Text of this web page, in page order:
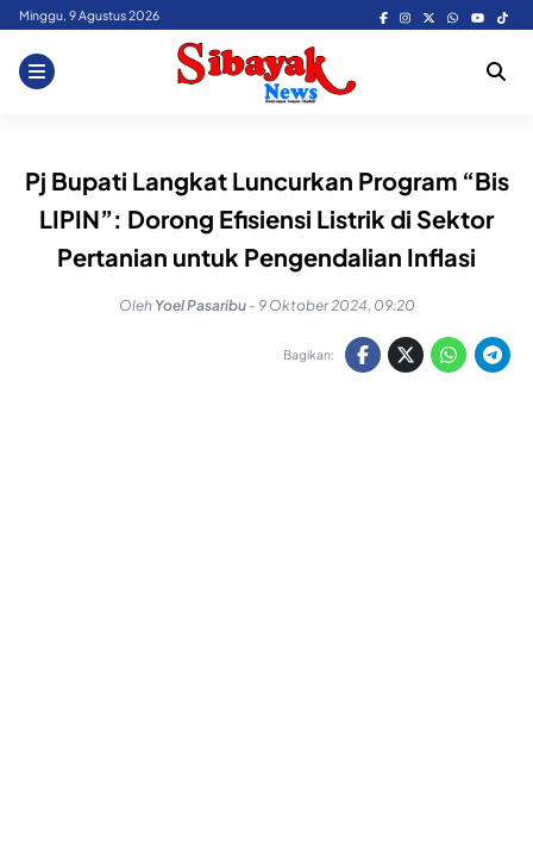
Skip
content
Minggu, 9 Agustus 2026
Pj Bupati Langkat Luncurkan Program “Bis
LIPIN”: Dorong Efisiensi Listrik di Sektor
Pertanian untuk Pengendalian Inflasi
Oleh Yoel Pasaribu - 9 Oktober 2024, 09:20
Bagikan: